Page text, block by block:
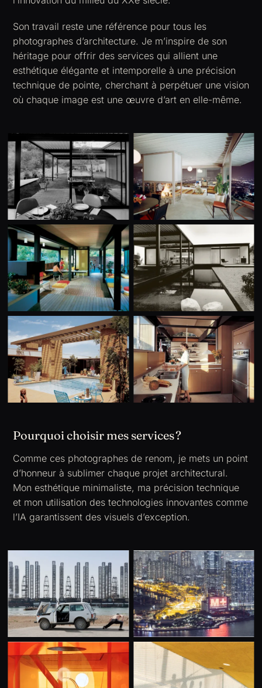
Son travail reste une référence pour tous les
photographes d’architecture. Je m’inspire de son
héritage pour offrir des services qui allient une
esthétique élégante et intemporelle à une précision
technique de pointe, cherchant à perpétuer une vision
où chaque image est une œuvre d’art en elle-même.
Pourquoi choisir mes services ?
Comme ces photographes de renom, je mets un point
d’honneur à sublimer chaque projet architectural.
Mon esthétique minimaliste, ma précision technique
et mon utilisation des technologies innovantes comme
l’IA garantissent des visuels d’exception.